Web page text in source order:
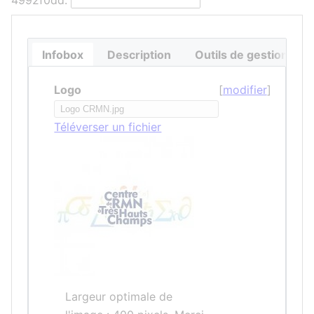
Infobox Description Outils de gestion
[modifier]
Logo
Téléverser un fichier
Largeur optimale de